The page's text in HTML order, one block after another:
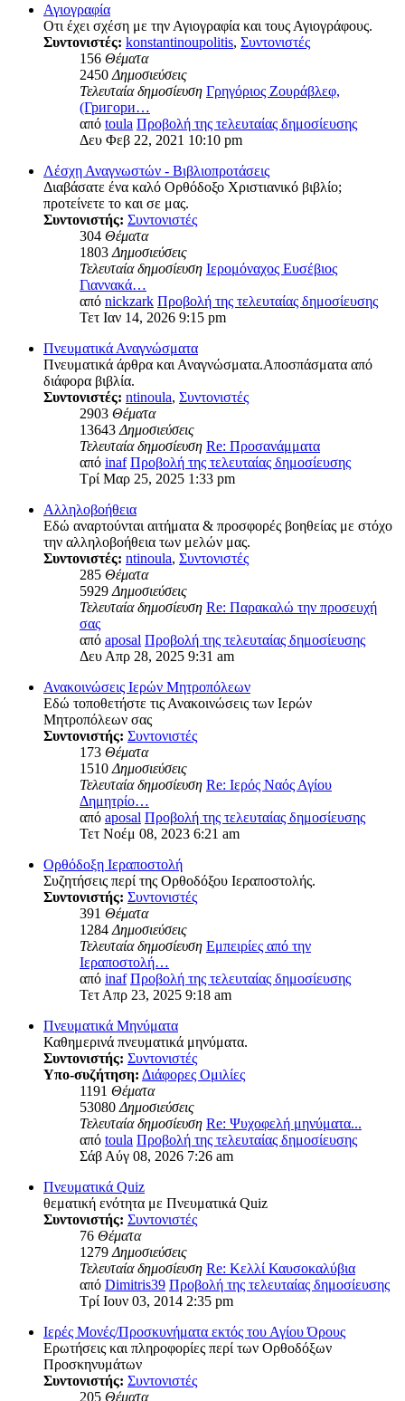
Αγιογραφία
Οτι έχει σχέση με την Αγιογραφία και τους Αγιογράφους.
Συντονιστές: konstantinoupolitis, Συντονιστές
156 Θέματα
2450 Δημοσιεύσεις
Τελευταία δημοσίευση Γρηγόριος Ζουράβλεφ,
(Григори…
από toula Προβολή της τελευταίας δημοσίευσης
Δευ Φεβ 22, 2021 10:10 pm
Λέσχη Αναγνωστών - Βιβλιοπροτάσεις
Διαβάσατε ένα καλό Ορθόδοξο Χριστιανικό βιβλίο;
προτείνετε το και σε μας.
Συντονιστής: Συντονιστές
304 Θέματα
1803 Δημοσιεύσεις
Τελευταία δημοσίευση Ιερομόναχος Ευσέβιος
Γιαννακά…
από nickzark Προβολή της τελευταίας δημοσίευσης
Τετ Ιαν 14, 2026 9:15 pm
Πνευματικά Αναγνώσματα
Πνευματικά άρθρα και Αναγνώσματα.Αποσπάσματα από
διάφορα βιβλία.
Συντονιστές: ntinoula, Συντονιστές
2903 Θέματα
13643 Δημοσιεύσεις
Τελευταία δημοσίευση Re: Προσανάμματα
από inaf Προβολή της τελευταίας δημοσίευσης
Τρί Μαρ 25, 2025 1:33 pm
Αλληλοβοήθεια
Εδώ αναρτούνται αιτήματα & προσφορές βοηθείας με στόχο
την αλληλοβοήθεια των μελών μας.
Συντονιστές: ntinoula, Συντονιστές
285 Θέματα
5929 Δημοσιεύσεις
Τελευταία δημοσίευση Re: Παρακαλώ την προσευχή
σας
από aposal Προβολή της τελευταίας δημοσίευσης
Δευ Απρ 28, 2025 9:31 am
Ανακοινώσεις Ιερών Μητροπόλεων
Εδώ τοποθετήστε τις Ανακοινώσεις των Ιερών
Μητροπόλεων σας
Συντονιστής: Συντονιστές
173 Θέματα
1510 Δημοσιεύσεις
Τελευταία δημοσίευση Re: Ιερός Ναός Αγίου
Δημητρίο…
από aposal Προβολή της τελευταίας δημοσίευσης
Τετ Νοέμ 08, 2023 6:21 am
Ορθόδοξη Ιεραποστολή
Συζητήσεις περί της Ορθοδόξου Ιεραποστολής.
Συντονιστής: Συντονιστές
391 Θέματα
1284 Δημοσιεύσεις
Τελευταία δημοσίευση Εμπειρίες από την
Ιεραποστολή…
από inaf Προβολή της τελευταίας δημοσίευσης
Τετ Απρ 23, 2025 9:18 am
Πνευματικά Μηνύματα
Καθημερινά πνευματικά μηνύματα.
Συντονιστής: Συντονιστές
Υπο-συζήτηση: Διάφορες Ομιλίες
1191 Θέματα
53080 Δημοσιεύσεις
Τελευταία δημοσίευση Re: Ψυχοφελή μηνύματα...
από toula Προβολή της τελευταίας δημοσίευσης
Σάβ Αύγ 08, 2026 7:26 am
Πνευματικά Quiz
θεματική ενότητα με Πνευματικά Quiz
Συντονιστής: Συντονιστές
76 Θέματα
1279 Δημοσιεύσεις
Τελευταία δημοσίευση Re: Κελλί Καυσοκαλύβια
από Dimitris39 Προβολή της τελευταίας δημοσίευσης
Τρί Ιουν 03, 2014 2:35 pm
Ιερές Μονές/Προσκυνήματα εκτός του Αγίου Όρους
Ερωτήσεις και πληροφορίες περί των Ορθοδόξων
Προσκηνυμάτων
Συντονιστής: Συντονιστές
205 Θέματα